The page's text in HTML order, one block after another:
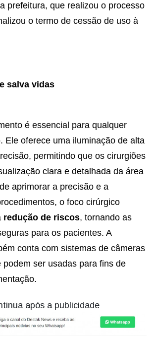
prefeitura, que realizou o processo
o termo de cessão de uso à
salva vidas
é essencial para qualquer
Ele oferece uma iluminação de alta
permitindo que os cirurgiões
clara e detalhada da área
aprimorar a precisão e a
o foco cirúrgico
redução de riscos, tornando as
para os pacientes. A
conta com sistemas de câmeras
podem ser usadas para fins de
após a publicidade